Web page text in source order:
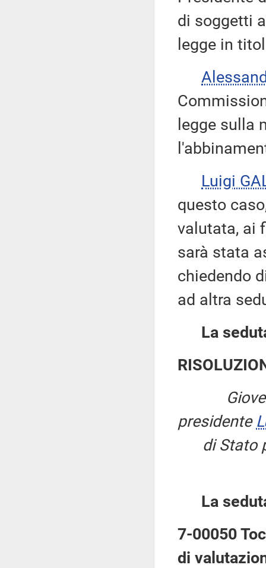
di soggetti
legge in
legge sulla
Luigi
questo
valutata, ai
sarà stata
chiedendo
ad altra
La
presidente
di Stato
La
7-00050
di